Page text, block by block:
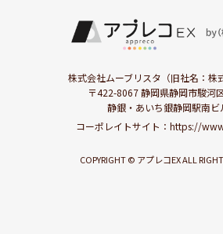
株式会社ムーブリスタ（旧社名：株
〒422-8067 静岡県静岡市駿河
静銀・あいち銀静岡駅南ビ
コーポレイトサイト： https://
COPYRIGHT © アプレコEX ALL